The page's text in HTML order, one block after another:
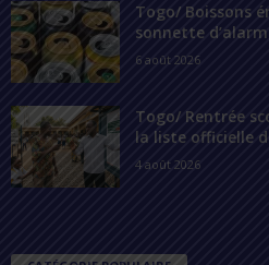
Togo/ Boissons
sonnette
6 août 2026
Togo/ Rentrée
la liste officielle
4 août 2026